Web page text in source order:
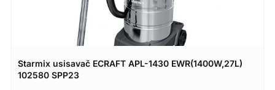
Starmix usisavač ECRAFT APL-1430 EWR(1400W,27L)
102580 SPP23